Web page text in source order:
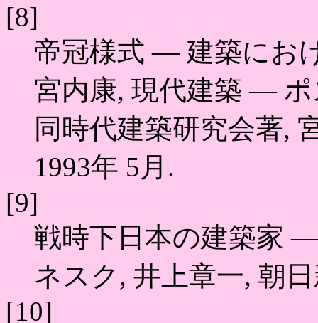
[8]
帝冠様式 ― 建築にお
宮内康, 現代建築 ―
同時代建築研究会著,
1993年 5月.
[9]
戦時下日本の建築家
ネスク, 井上章一, 朝
[10]